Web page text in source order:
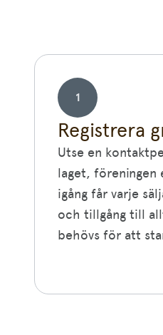
1
Registrera
Utse en
laget, föreningen
igång får varje
och tillgång till
behövs för att